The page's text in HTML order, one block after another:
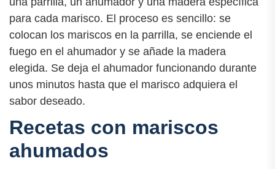
para cada marisco. El proceso es sencillo: se
colocan los mariscos en la parrilla, se enciende el
fuego en el ahumador y se añade la madera
elegida. Se deja el ahumador funcionando durante
unos minutos hasta que el marisco adquiera el
sabor deseado.
Recetas con mariscos
ahumados